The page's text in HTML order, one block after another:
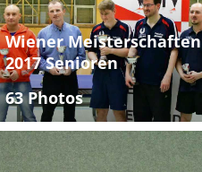
Wiener Meisterschaften
2017 Senioren
63 Photos